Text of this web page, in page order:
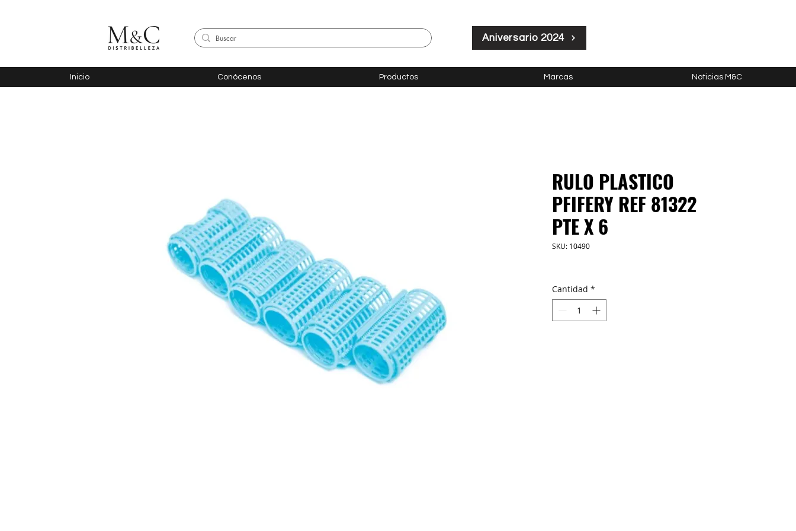
Aniversario 2024
Inicio Conócenos Productos Marcas Noticias M&C
RULO PLASTICO
PFIFERY REF 81322
PTE X 6
SKU: 10490
Cantidad *